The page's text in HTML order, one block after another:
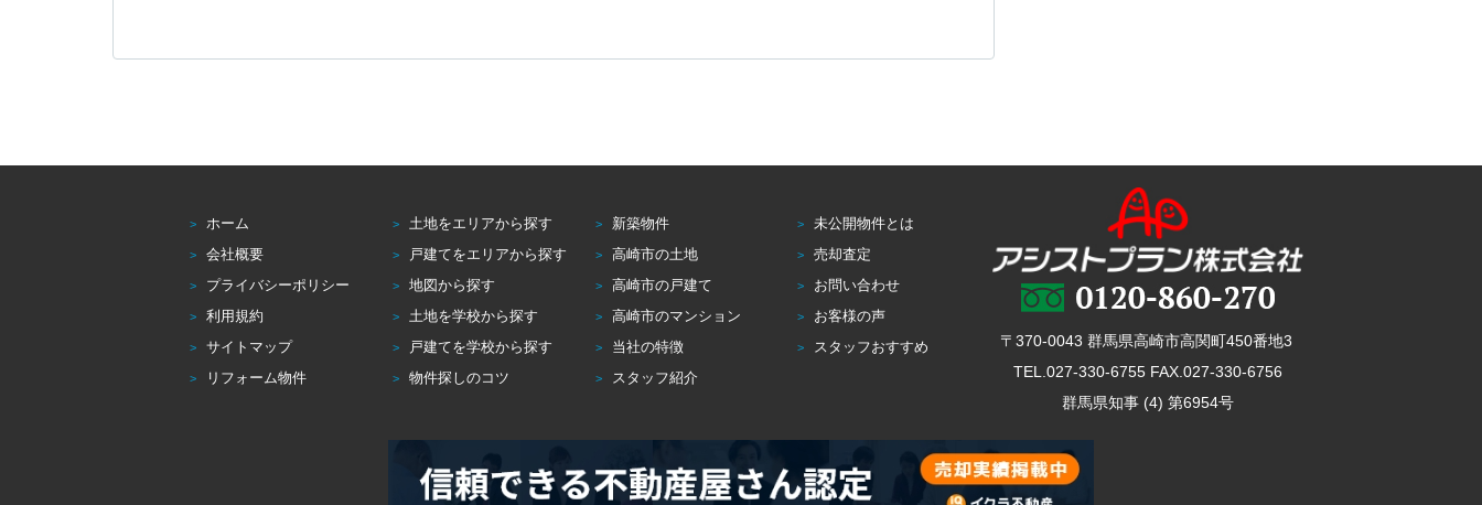
ホーム 土地をエリアから探す 新築物件
未公開物件とは
会社概要
戸建てをエリアから探す 高崎市の土地
売却査定
プライバシーポリシー
地図から探す 高崎市の戸建て
お問い合わせ
利用規約
土地を学校から探す 高崎市のマンション
お客様の声
サイトマップ
戸建てを学校から探す 当社の特徴
スタッフおすすめ
リフォーム物件
物件探しのコツ スタッフ紹介
〒370-0043 群馬県高崎市高関町450番地3
TEL.027-330-6755 FAX.027-330-6756
群馬県知事 (4) 第6954号